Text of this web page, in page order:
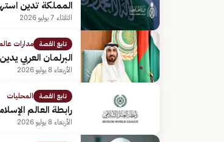
المملكة تدين
الثلاثاء 7 يوليو 2026
تابع القصة مدارات
البرلمان العربي
الأربعاء 8 يوليو 2026
تابع القصة المحليات
رابطة العالم
الأربعاء 8 يوليو 2026